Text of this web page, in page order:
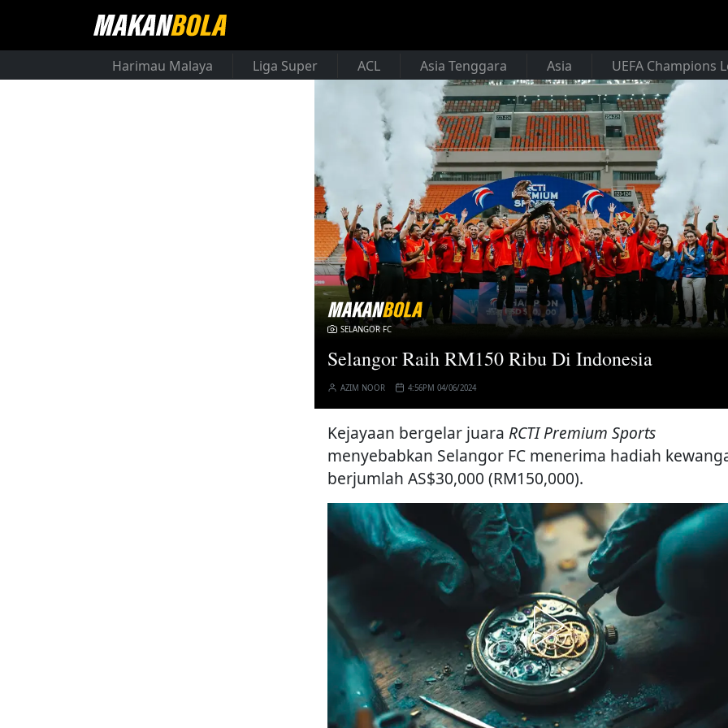
Harimau Malaya Liga Super ACL Asia Tenggara Asia UEFA Champions
SELANGOR FC
Selangor Raih RM150 Ribu Di Indonesia
AZIM NOOR 4:56PM 04/06/2024
Kejayaan bergelar juara RCTI Premium Sports
menyebabkan Selangor FC menerima hadiah
berjumlah AS$30,000 (RM150,000).